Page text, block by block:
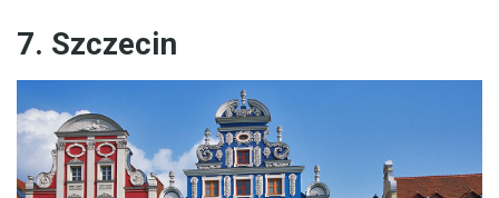
7. Szczecin